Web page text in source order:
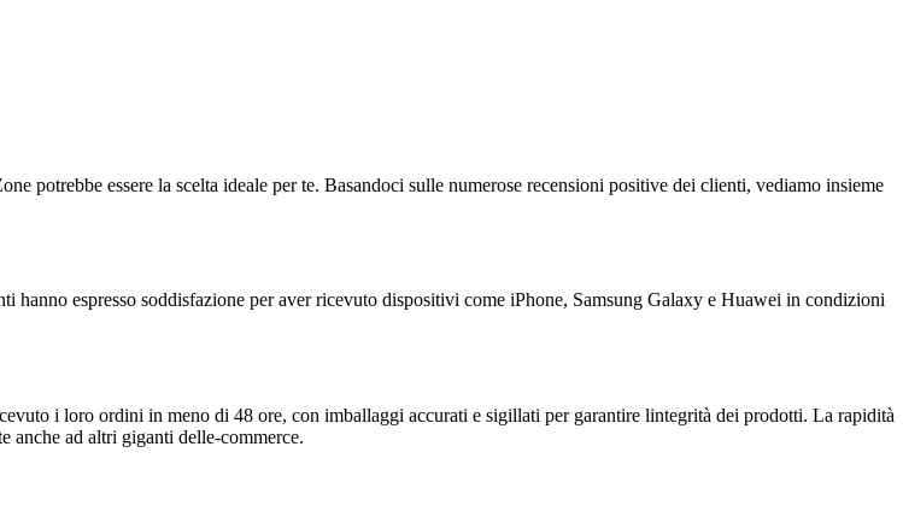
potrebbe essere la scelta ideale per te. Basandoci sulle numerose recensioni positive dei clienti, vediamo insieme
espresso soddisfazione per aver ricevuto dispositivi come iPhone, Samsung Galaxy e Huawei in condizioni
i loro ordini in meno di 48 ore, con imballaggi accurati e sigillati per garantire lintegrità dei prodotti. La rapidità
anche ad altri giganti delle-commerce.